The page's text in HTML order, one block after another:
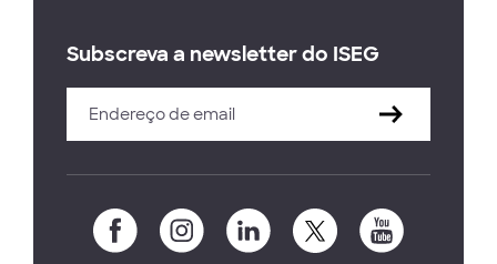
Subscreva a newsletter do ISEG